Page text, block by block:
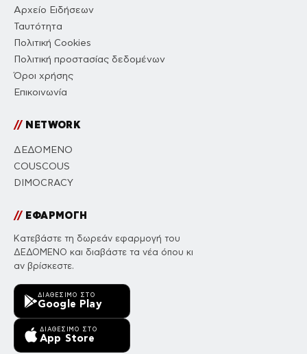
Αρχείο Ειδήσεων
Ταυτότητα
Πολιτική Cookies
Πολιτική προστασίας δεδομένων
Όροι χρήσης
Επικοινωνία
//NETWORK
ΔΕΔΟΜΕΝΟ
COUSCOUS
DIMOCRACY
//ΕΦΑΡΜΟΓΗ
Κατεβάστε τη δωρεάν εφαρμογή του
ΔΕΔΟΜΕΝΟ και διαβάστε τα νέα όπου κι
αν βρίσκεστε.
ΔΙΑΘΈΣΙΜΟ ΣΤΟ
Google Play
ΔΙΑΘΈΣΙΜΟ ΣΤΟ
App Store